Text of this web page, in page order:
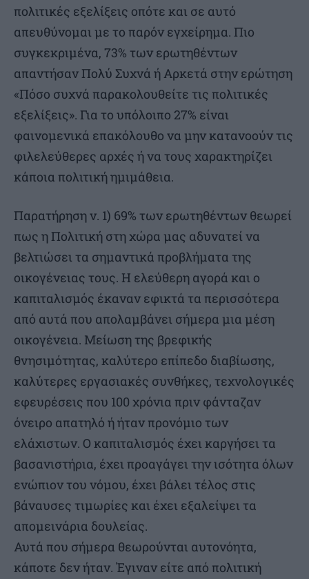
πολιτικές εξελίξεις οπότε και σε αυτό
απευθύνομαι με το παρόν εγχείρημα. Πιο
συγκεκριμένα, 73% των ερωτηθέντων
απαντήσαν Πολύ Συχνά ή Αρκετά στην ερώτηση
«Πόσο συχνά παρακολουθείτε τις πολιτικές
εξελίξεις». Για το υπόλοιπο 27% είναι
φαινομενικά επακόλουθο να μην κατανοούν τις
φιλελεύθερες αρχές ή να τους χαρακτηρίζει
κάποια πολιτική ημιμάθεια.
Παρατήρηση ν. 1) 69% των ερωτηθέντων θεωρεί
πως η Πολιτική στη χώρα μας αδυνατεί να
βελτιώσει τα σημαντικά προβλήματα της
οικογένειας τους. Η ελεύθερη αγορά και ο
καπιταλισμός έκαναν εφικτά τα περισσότερα
από αυτά που απολαμβάνει σήμερα μια μέση
οικογένεια. Μείωση της βρεφικής
θνησιμότητας, καλύτερο επίπεδο διαβίωσης,
καλύτερες εργασιακές συνθήκες, τεχνολογικές
εφευρέσεις που 100 χρόνια πριν φάνταζαν
όνειρο απατηλό ή ήταν προνόμιο των
ελάχιστων. Ο καπιταλισμός έχει καργήσει τα
βασανιστήρια, έχει προαγάγει την ισότητα όλων
ενώπιον του νόμου, έχει βάλει τέλος στις
βάναυσες τιμωρίες και έχει εξαλείψει τα
απομεινάρια δουλείας.
Αυτά που σήμερα θεωρούνται αυτονόητα,
κάποτε δεν ήταν. Έγιναν είτε από πολιτική